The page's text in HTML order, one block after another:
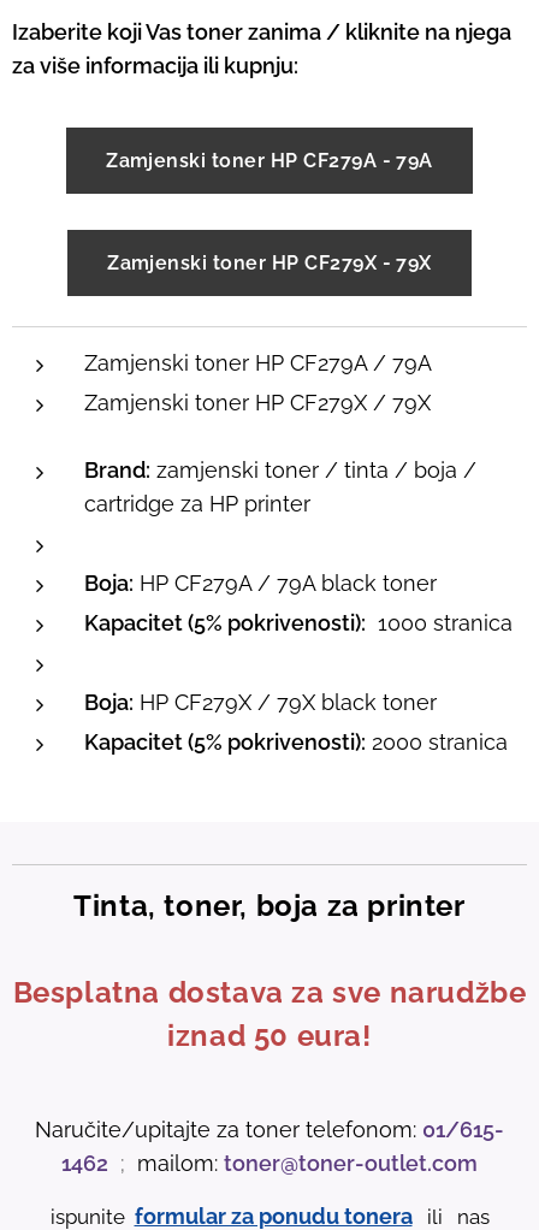
Izaberite koji Vas toner zanima / kliknite na njega
za više informacija ili kupnju:
Zamjenski toner HP CF279A - 79A
Zamjenski toner HP CF279X - 79X
Zamjenski toner HP CF279A / 79A
Zamjenski toner HP CF279X / 79X
Brand: zamjenski toner / tinta / boja /
cartridge za HP printer
Boja: HP CF279A / 79A black toner
Kapacitet (5% pokrivenosti): 1000 stranica
Boja: HP CF279X / 79X black toner
Kapacitet (5% pokrivenosti): 2000 stranica
Tinta, toner, boja za printer
Besplatna dostava za sve narudžbe
iznad 50 eura!
Naručite/upitajte za toner telefonom: 01/615-
1462 ; mailom: toner@toner-outlet.com
ispunite formular za ponudu tonera ili nas